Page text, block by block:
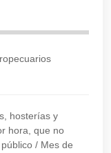
hosterías y
hora, que no
/ Mes de